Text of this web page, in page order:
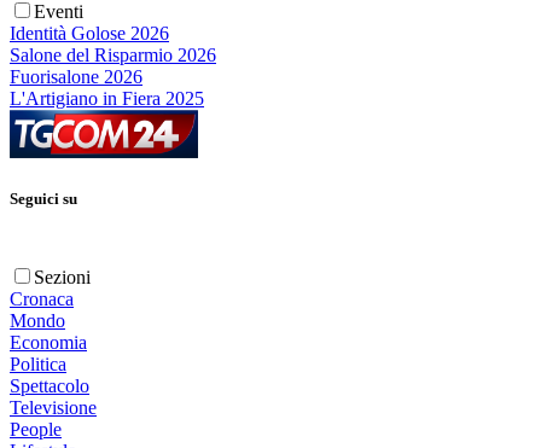
Eventi
Identità Golose 2026
Salone del Risparmio 2026
Fuorisalone 2026
L'Artigiano in Fiera 2025
Seguici su
Sezioni
Cronaca
Mondo
Economia
Politica
Spettacolo
Televisione
People